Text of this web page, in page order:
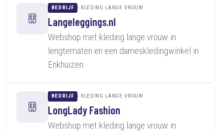
BEDRIJF KLEDING LANGE VROUW
Langeleggings.nl
Webshop met kleding lange vrouw in
lengtematen en een dameskledingwinkel in
Enkhuizen
BEDRIJF KLEDING LANGE VROUW
LongLady Fashion
Webshop met kleding lange vrouw in